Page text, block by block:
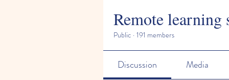
Remote learning
Public · 191 members
Discussion Media